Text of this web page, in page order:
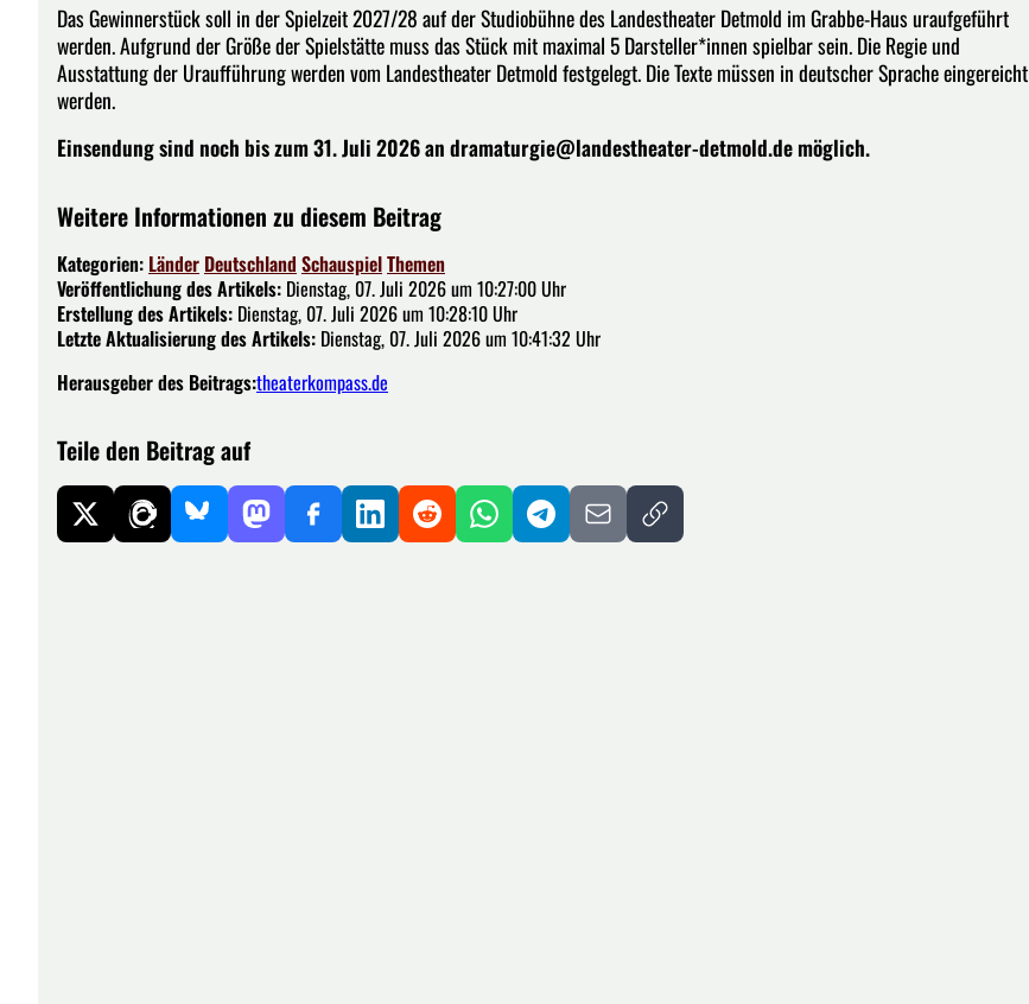
Das Gewinnerstück soll in der Spielzeit 2027/28 auf der Studiobühne des Landestheater Detmold im Grabbe-Haus uraufgeführt
werden. Aufgrund der Größe der Spielstätte muss das Stück mit maximal 5 Darsteller*innen spielbar sein. Die Regie und
Ausstattung der Uraufführung werden vom Landestheater Detmold festgelegt. Die Texte müssen in deutscher Sprache eingereicht
werden.
Einsendung sind noch bis zum 31. Juli 2026 andramaturgie@landestheater-detmold.demöglich.
Weitere Informationen zu diesem Beitrag
Kategorien: Länder Deutschland SchauspielThemen
Veröffentlichung des Artikels: Dienstag, 07. Juli 2026 um 10:27:00 Uhr
Erstellung des Artikels: Dienstag, 07. Juli 2026 um 10:28:10 Uhr
Letzte Aktualisierung des Artikels: Dienstag, 07. Juli 2026 um 10:41:32 Uhr
Herausgeber des Beitrags:theaterkompass.de
Teile den Beitrag auf